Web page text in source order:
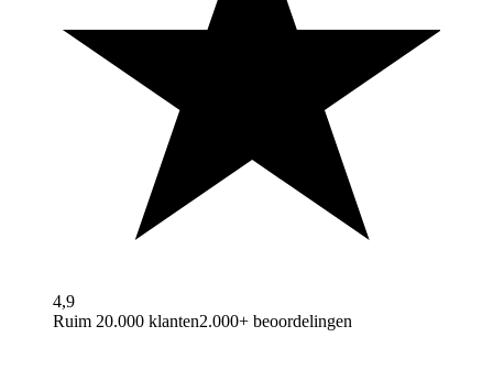
4,9
Ruim 20.000 klanten2.000+ beoordelingen